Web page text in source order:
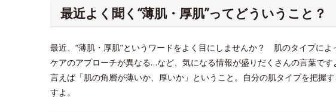
最近よく聞く“薄肌・厚肌”ってどういうこと？
最近、“薄肌・厚肌”というワードをよく目にしませんか？ 肌のタイプに
ケアのアプローチが異なる…など、気になる情報が盛りだくさんの言葉です
言えば「肌の角層が薄いか、厚いか」ということ。自分の肌タイプを把握
すよ。